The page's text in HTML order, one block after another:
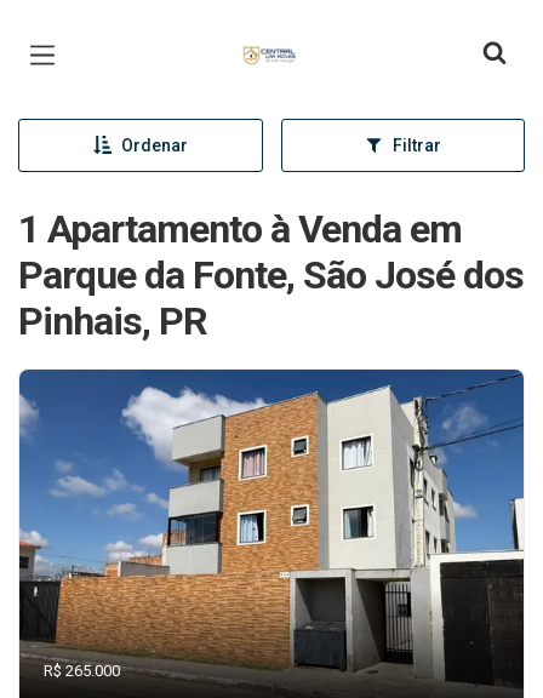
Ordenar Filtrar
1 Apartamento à Venda em
Parque da Fonte, São José dos
Pinhais, PR
R$ 265.000